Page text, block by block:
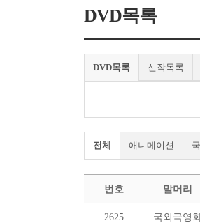
DVD목록
DVD목록 신작목록
전체 애니메이션
번호 말머리
2625 국외극영